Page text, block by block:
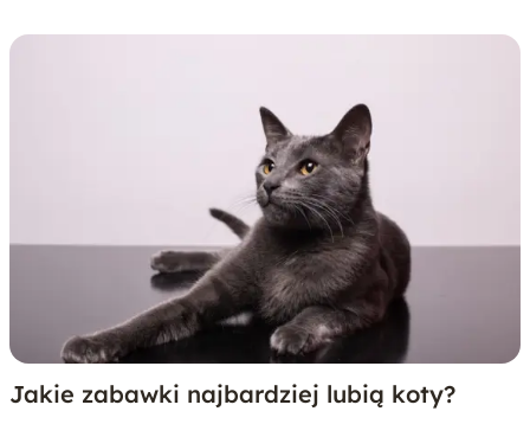
Jakie zabawki najbardziej lubią koty?